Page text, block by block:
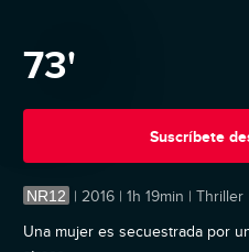
73'
Suscríbete
NR12 | 2016 | 1h 19min | Thriller
Una mujer es secuestrada por